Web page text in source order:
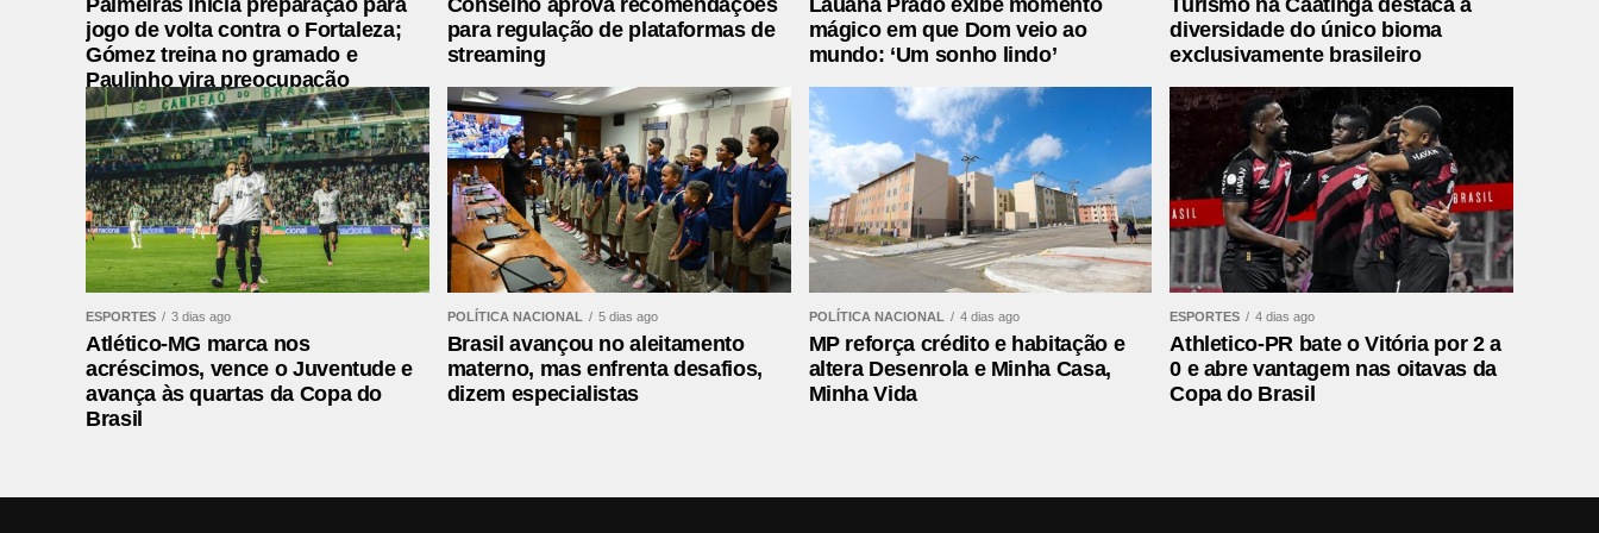
Palmeiras inicia preparação para
jogo de volta contra o Fortaleza;
Gómez treina no gramado e
Paulinho vira preocupação
Conselho aprova recomendações
para regulação de plataformas de
streaming
Lauana Prado exibe momento
mágico em que Dom veio ao
mundo: ‘Um sonho lindo’
Turismo na Caatinga destaca a
diversidade do único bioma
exclusivamente brasileiro
ESPORTES 3 dias ago
Atlético-MG marca nos
acréscimos, vence o Juventude e
avança às quartas da Copa do
Brasil
POLÍTICA NACIONAL 5 dias ago
Brasil avançou no aleitamento
materno, mas enfrenta desafios,
dizem especialistas
POLÍTICA NACIONAL 4 dias ago
MP reforça crédito e habitação e
altera Desenrola e Minha Casa,
Minha Vida
ESPORTES 4 dias ago
Athletico-PR bate o Vitória por 2 a
0 e abre vantagem nas oitavas da
Copa do Brasil